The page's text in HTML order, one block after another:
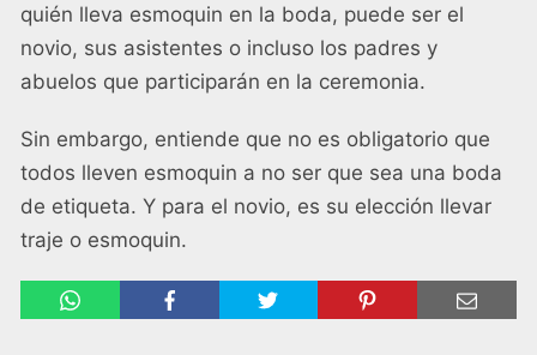
quién lleva esmoquin en la boda, puede ser el
novio, sus asistentes o incluso los padres y
abuelos que participarán en la ceremonia.
Sin embargo, entiende que no es obligatorio que
todos lleven esmoquin a no ser que sea una boda
de etiqueta. Y para el novio, es su elección llevar
traje o esmoquin.